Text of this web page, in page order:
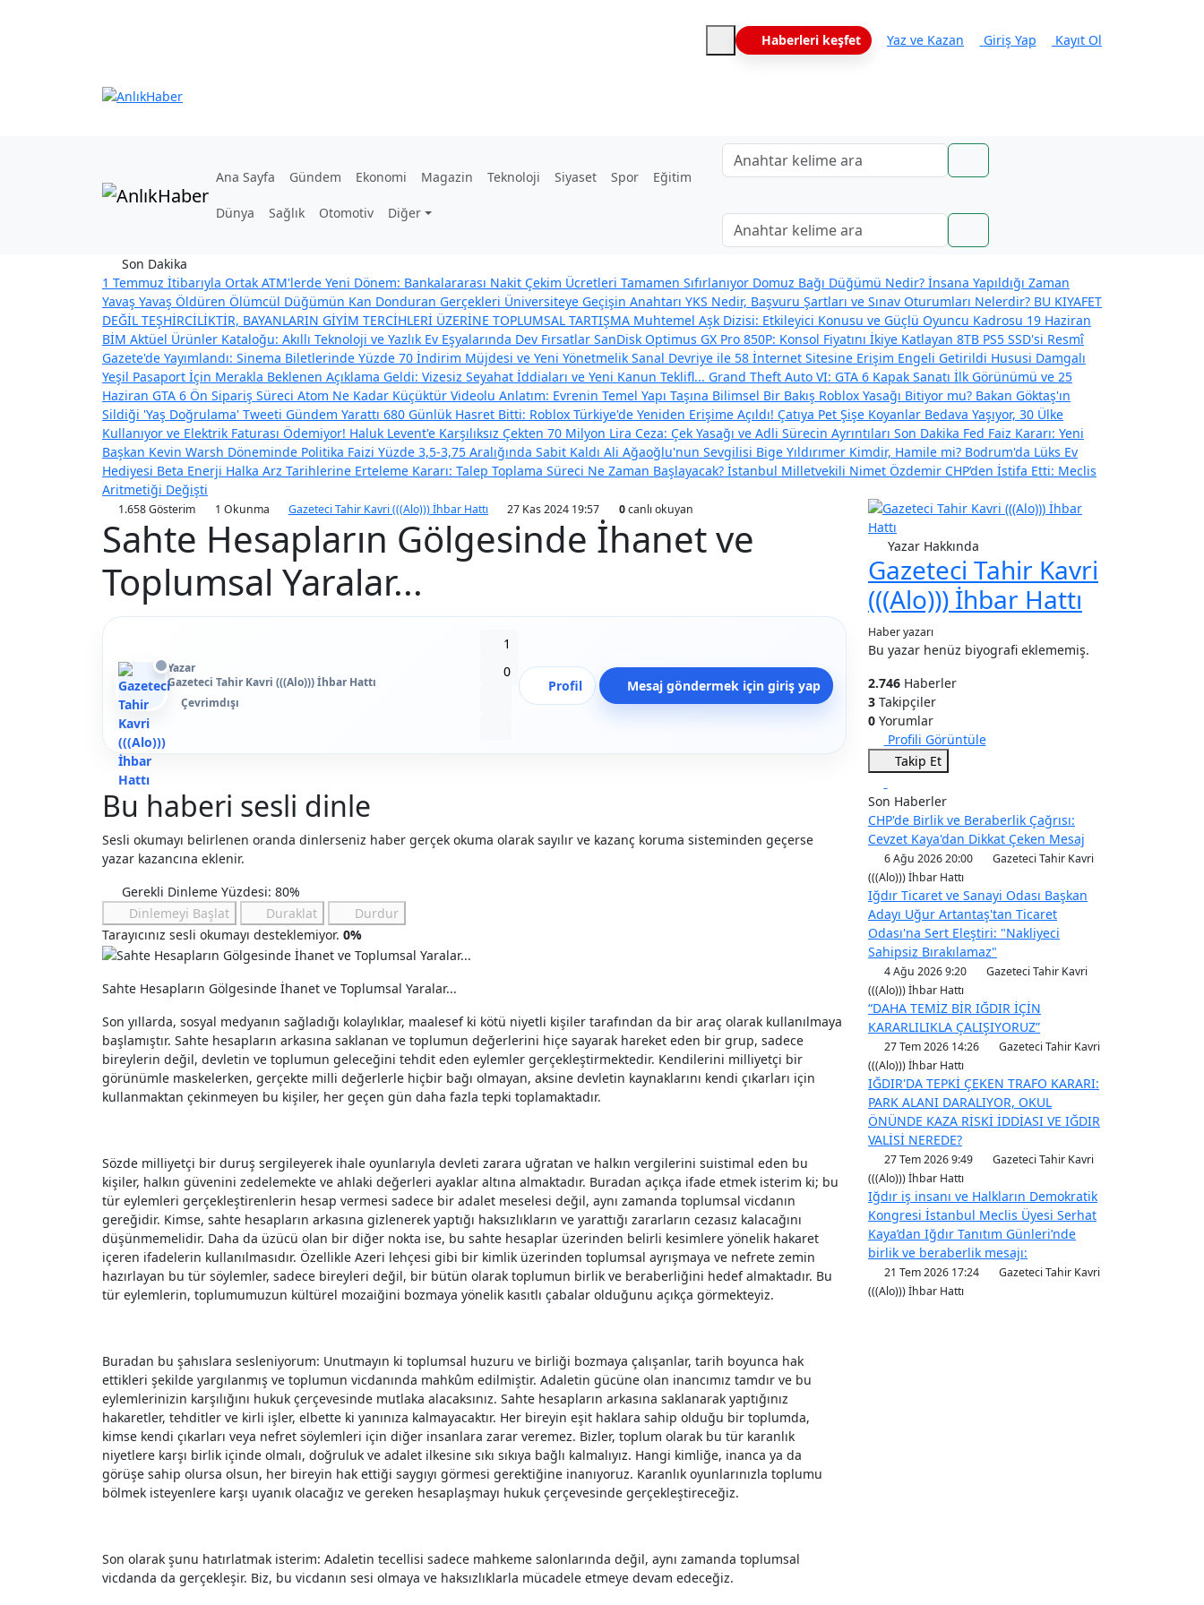
Haberleri keşfet Yaz ve Kazan Giriş Yap Kayıt Ol
Ana Sayfa Gündem Ekonomi Magazin Teknoloji Siyaset Spor Eğitim
Dünya Sağlık Otomotiv Diğer
Son Dakika
1 Temmuz İtibarıyla Ortak ATM'lerde Yeni Dönem: Bankalararası Nakit Çekim Ücretleri Tamamen Sıfırlanıyor Domuz Bağı Düğümü Nedir? İnsana Yapıldığı Zaman
Yavaş Yavaş Öldüren Ölümcül Düğümün Kan Donduran Gerçekleri Üniversiteye Geçişin Anahtarı YKS Nedir, Başvuru Şartları ve Sınav Oturumları Nelerdir? BU KIYAFET
DEĞİL TEŞHİRCİLİKTİR, BAYANLARIN GİYİM TERCİHLERİ ÜZERİNE TOPLUMSAL TARTIŞMA Muhtemel Aşk Dizisi: Etkileyici Konusu ve Güçlü Oyuncu Kadrosu 19 Haziran
BİM Aktüel Ürünler Kataloğu: Akıllı Teknoloji ve Yazlık Ev Eşyalarında Dev Fırsatlar SanDisk Optimus GX Pro 850P: Konsol Fiyatını İkiye Katlayan 8TB PS5 SSD'si Resmî
Gazete'de Yayımlandı: Sinema Biletlerinde Yüzde 70 İndirim Müjdesi ve Yeni Yönetmelik Sanal Devriye ile 58 İnternet Sitesine Erişim Engeli Getirildi Hususi Damgalı
Yeşil Pasaport İçin Merakla Beklenen Açıklama Geldi: Vizesiz Seyahat İddiaları ve Yeni Kanun Teklifl... Grand Theft Auto VI: GTA 6 Kapak Sanatı İlk Görünümü ve 25
Haziran GTA 6 Ön Sipariş Süreci Atom Ne Kadar Küçüktür Videolu Anlatım: Evrenin Temel Yapı Taşına Bilimsel Bir Bakış Roblox Yasağı Bitiyor mu? Bakan Göktaş'ın
Sildiği 'Yaş Doğrulama' Tweeti Gündem Yarattı 680 Günlük Hasret Bitti: Roblox Türkiye'de Yeniden Erişime Açıldı! Çatıya Pet Şişe Koyanlar Bedava Yaşıyor, 30 Ülke
Kullanıyor ve Elektrik Faturası Ödemiyor! Haluk Levent'e Karşılıksız Çekten 70 Milyon Lira Ceza: Çek Yasağı ve Adli Sürecin Ayrıntıları Son Dakika Fed Faiz Kararı: Yeni
Başkan Kevin Warsh Döneminde Politika Faizi Yüzde 3,5-3,75 Aralığında Sabit Kaldı Ali Ağaoğlu'nun Sevgilisi Bige Yıldırımer Kimdir, Hamile mi? Bodrum'da Lüks Ev
Hediyesi Beta Enerji Halka Arz Tarihlerine Erteleme Kararı: Talep Toplama Süreci Ne Zaman Başlayacak? İstanbul Milletvekili Nimet Özdemir CHP’den İstifa Etti: Meclis
Aritmetiği Değişti
1.658 Gösterim 1 Okunma Gazeteci Tahir Kavri (((Alo))) İhbar Hattı 27 Kas 2024 19:57 0canlı okuyan
Sahte Hesapların Gölgesinde İhanet ve
Toplumsal Yaralar...
Yazar
Gazeteci Tahir Kavri (((Alo))) İhbar Hattı
Çevrimdışı
Beğen
1
Beğenmeme
0
Yer İmi
Profil Mesaj göndermek için giriş yap
Bu haberi sesli dinle
Sesli okumayı belirlenen oranda dinlerseniz haber gerçek okuma olarak sayılır ve kazanç koruma sisteminden geçerse
yazar kazancına eklenir.
Gerekli Dinleme Yüzdesi: 80%
Dinlemeyi Başlat
Duraklat
Durdur
Tarayıcınız sesli okumayı desteklemiyor. 0%
Sahte Hesapların Gölgesinde İhanet ve Toplumsal Yaralar...
Son yıllarda, sosyal medyanın sağladığı kolaylıklar, maalesef ki kötü niyetli kişiler tarafından da bir araç olarak kullanılmaya
başlamıştır. Sahte hesapların arkasına saklanan ve toplumun değerlerini hiçe sayarak hareket eden bir grup, sadece
bireylerin değil, devletin ve toplumun geleceğini tehdit eden eylemler gerçekleştirmektedir. Kendilerini milliyetçi bir
görünümle maskelerken, gerçekte milli değerlerle hiçbir bağı olmayan, aksine devletin kaynaklarını kendi çıkarları için
kullanmaktan çekinmeyen bu kişiler, her geçen gün daha fazla tepki toplamaktadır.
Sözde milliyetçi bir duruş sergileyerek ihale oyunlarıyla devleti zarara uğratan ve halkın vergilerini suistimal eden bu
kişiler, halkın güvenini zedelemekte ve ahlaki değerleri ayaklar altına almaktadır. Buradan açıkça ifade etmek isterim ki; bu
tür eylemleri gerçekleştirenlerin hesap vermesi sadece bir adalet meselesi değil, aynı zamanda toplumsal vicdanın
gereğidir. Kimse, sahte hesapların arkasına gizlenerek yaptığı haksızlıkların ve yarattığı zararların cezasız kalacağını
düşünmemelidir. Daha da üzücü olan bir diğer nokta ise, bu sahte hesaplar üzerinden belirli kesimlere yönelik hakaret
içeren ifadelerin kullanılmasıdır. Özellikle Azeri lehçesi gibi bir kimlik üzerinden toplumsal ayrışmaya ve nefrete zemin
hazırlayan bu tür söylemler, sadece bireyleri değil, bir bütün olarak toplumun birlik ve beraberliğini hedef almaktadır. Bu
tür eylemlerin, toplumumuzun kültürel mozaiğini bozmaya yönelik kasıtlı çabalar olduğunu açıkça görmekteyiz.
Buradan bu şahıslara sesleniyorum: Unutmayın ki toplumsal huzuru ve birliği bozmaya çalışanlar, tarih boyunca hak
ettikleri şekilde yargılanmış ve toplumun vicdanında mahkûm edilmiştir. Adaletin gücüne olan inancımız tamdır ve bu
eylemlerinizin karşılığını hukuk çerçevesinde mutlaka alacaksınız. Sahte hesapların arkasına saklanarak yaptığınız
hakaretler, tehditler ve kirli işler, elbette ki yanınıza kalmayacaktır. Her bireyin eşit haklara sahip olduğu bir toplumda,
kimse kendi çıkarları veya nefret söylemleri için diğer insanlara zarar veremez. Bizler, toplum olarak bu tür karanlık
niyetlere karşı birlik içinde olmalı, doğruluk ve adalet ilkesine sıkı sıkıya bağlı kalmalıyız. Hangi kimliğe, inanca ya da
görüşe sahip olursa olsun, her bireyin hak ettiği saygıyı görmesi gerektiğine inanıyoruz. Karanlık oyunlarınızla toplumu
bölmek isteyenlere karşı uyanık olacağız ve gereken hesaplaşmayı hukuk çerçevesinde gerçekleştireceğiz.
Son olarak şunu hatırlatmak isterim: Adaletin tecellisi sadece mahkeme salonlarında değil, aynı zamanda toplumsal
vicdanda da gerçekleşir. Biz, bu vicdanın sesi olmaya ve haksızlıklarla mücadele etmeye devam edeceğiz.
Yazar Hakkında
Gazeteci Tahir Kavri
(((Alo))) İhbar Hattı
Haber yazarı
Bu yazar henüz biyografi eklememiş.
2.746 Haberler
3 Takipçiler
0 Yorumlar
Profili Görüntüle
Takip Et
Son Haberler
CHP'de Birlik ve Beraberlik Çağrısı:
Cevzet Kaya'dan Dikkat Çeken Mesaj
6 Ağu 2026 20:00
Gazeteci Tahir Kavri
(((Alo))) İhbar Hattı
Iğdır Ticaret ve Sanayi Odası Başkan
Adayı Uğur Artantaş'tan Ticaret
Odası'na Sert Eleştiri: "Nakliyeci
Sahipsiz Bırakılamaz"
4 Ağu 2026 9:20
Gazeteci Tahir Kavri
(((Alo))) İhbar Hattı
“DAHA TEMİZ BİR IĞDIR İÇİN
KARARLILIKLA ÇALIŞIYORUZ”
27 Tem 2026 14:26
Gazeteci Tahir Kavri
(((Alo))) İhbar Hattı
IĞDIR'DA TEPKİ ÇEKEN TRAFO KARARI:
PARK ALANI DARALIYOR, OKUL
ÖNÜNDE KAZA RİSKİ İDDİASI VE IĞDIR
VALİSİ NEREDE?
27 Tem 2026 9:49
Gazeteci Tahir Kavri
(((Alo))) İhbar Hattı
Iğdır iş insanı ve Halkların Demokratik
Kongresi İstanbul Meclis Üyesi Serhat
Kaya’dan Iğdır Tanıtım Günleri’nde
birlik ve beraberlik mesajı:
21 Tem 2026 17:24
Gazeteci Tahir Kavri
(((Alo))) İhbar Hattı